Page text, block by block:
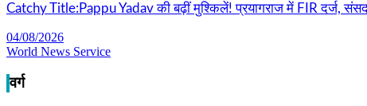
Catchy Title:Pappu Yadav की बढ़ीं मुश्किलें! प्रयागराज में FIR दर्ज, संसद
04/08/2026
World News Service
वर्ग